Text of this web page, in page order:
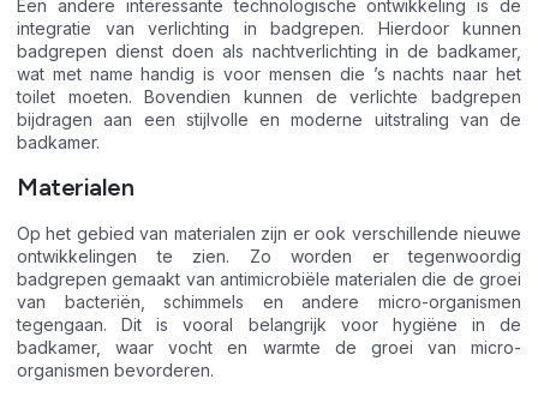
Een andere interessante technologische ontwikkeling is de
integratie van verlichting in badgrepen. Hierdoor kunnen
badgrepen dienst doen als nachtverlichting in de badkamer,
wat met name handig is voor mensen die ’s nachts naar het
toilet moeten. Bovendien kunnen de verlichte badgrepen
bijdragen aan een stijlvolle en moderne uitstraling van de
badkamer.
Materialen
Op het gebied van materialen zijn er ook verschillende nieuwe
ontwikkelingen te zien. Zo worden er tegenwoordig
badgrepen gemaakt van antimicrobiële materialen die de groei
van bacteriën, schimmels en andere micro-organismen
tegengaan. Dit is vooral belangrijk voor hygiëne in de
badkamer, waar vocht en warmte de groei van micro-
organismen bevorderen.